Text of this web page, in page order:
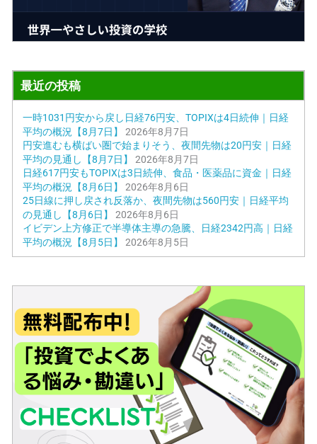
最近の投稿
一時1031円安から戻し日経76円安、TOPIXは4日続伸｜日経
平均の概況【8月7日】
2026年8月7日
円安進むも横ばい圏で始まりそう、夜間先物は20円安｜日経
平均の見通し【8月7日】
2026年8月7日
日経617円安もTOPIXは3日続伸、食品・医薬品に資金｜日経
平均の概況【8月6日】
2026年8月6日
25日線に押し戻され反落か、夜間先物は560円安｜日経平均
の見通し【8月6日】
2026年8月6日
イビデン上方修正で半導体主導の急騰、日経2342円高｜日経
平均の概況【8月5日】
2026年8月5日